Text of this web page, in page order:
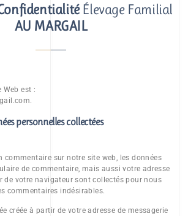
Élevage Familial
AU MARGAIL
Web est :
personnelles collectées
commentaire sur notre site web, les données
de commentaire, mais aussi votre adresse
de votre navigateur sont collectés pour nous
commentaires indésirables.
créée à partir de votre adresse de messagerie